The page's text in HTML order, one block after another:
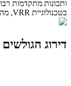
ותכונות מתקדמות
בטכנולוגיית VRR, מה שחשוב לגיימרים.
דירוג הגולשים